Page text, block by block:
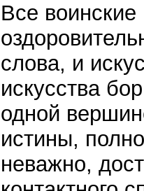
Все
слова, и
искусства
одной
истины,
неважно,